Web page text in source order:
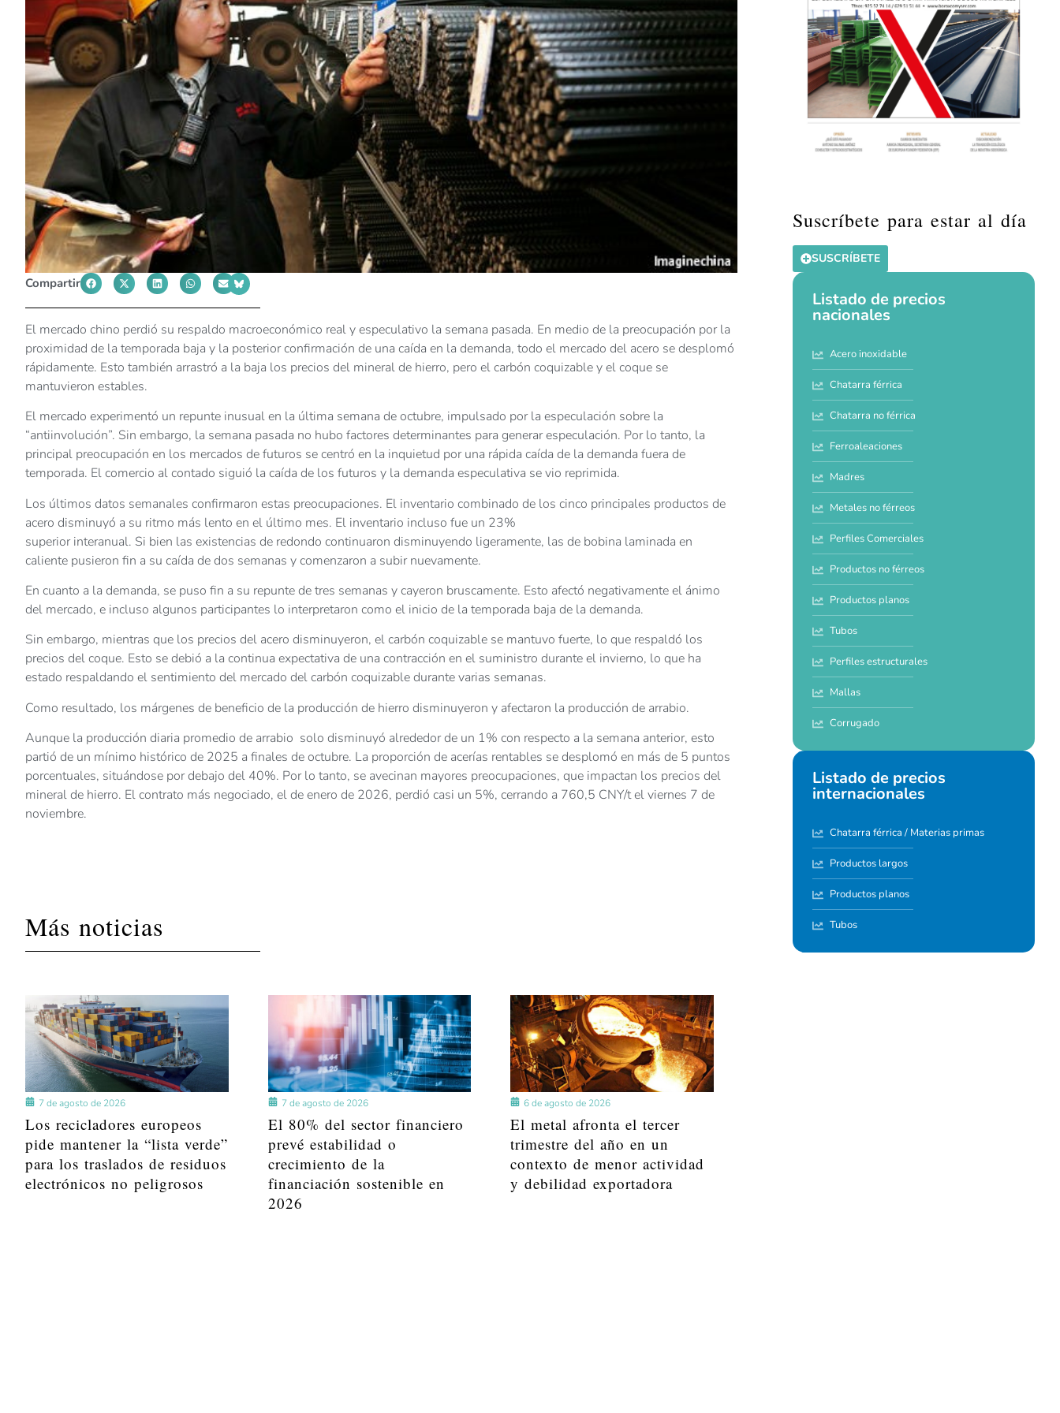
Compartir
El mercado chino perdió su respaldo macroeconómico real y especulativo la semana pasada. En medio de la preocupación por la
proximidad de la temporada baja y la posterior confirmación de una caída en la demanda, todo el mercado del acero se desplomó
rápidamente. Esto también arrastró a la baja los precios del mineral de hierro, pero el carbón coquizable y el coque se
mantuvieron estables.
El mercado experimentó un repunte inusual en la última semana de octubre, impulsado por la especulación sobre la
“antiinvolución”. Sin embargo, la semana pasada no hubo factores determinantes para generar especulación. Por lo tanto, la
principal preocupación en los mercados de futuros se centró en la inquietud por una rápida caída de la demanda fuera de
temporada. El comercio al contado siguió la caída de los futuros y la demanda especulativa se vio reprimida.
Los últimos datos semanales confirmaron estas preocupaciones. El inventario combinado de los cinco principales productos de
acero disminuyó a su ritmo más lento en el último mes. El inventario incluso fue un 23%
superior interanual. Si bien las existencias de redondo continuaron disminuyendo ligeramente, las de bobina laminada en
caliente pusieron fin a su caída de dos semanas y comenzaron a subir nuevamente.
En cuanto a la demanda, se puso fin a su repunte de tres semanas y cayeron bruscamente. Esto afectó negativamente el ánimo
del mercado, e incluso algunos participantes lo interpretaron como el inicio de la temporada baja de la demanda.
Sin embargo, mientras que los precios del acero disminuyeron, el carbón coquizable se mantuvo fuerte, lo que respaldó los
precios del coque. Esto se debió a la continua expectativa de una contracción en el suministro durante el invierno, lo que ha
estado respaldando el sentimiento del mercado del carbón coquizable durante varias semanas.
Como resultado, los márgenes de beneficio de la producción de hierro disminuyeron y afectaron la producción de arrabio.
Aunque la producción diaria promedio de arrabio solo disminuyó alrededor de un 1% con respecto a la semana anterior, esto
partió de un mínimo histórico de 2025 a finales de octubre. La proporción de acerías rentables se desplomó en más de 5 puntos
porcentuales, situándose por debajo del 40%. Por lo tanto, se avecinan mayores preocupaciones, que impactan los precios del
mineral de hierro. El contrato más negociado, el de enero de 2026, perdió casi un 5%, cerrando a 760,5 CNY/t el viernes 7 de
noviembre.
Más noticias
7 de agosto de 2026
Los recicladores europeos
pide mantener la “lista verde”
para los traslados de residuos
electrónicos no peligrosos
7 de agosto de 2026
El 80% del sector financiero
prevé estabilidad o
crecimiento de la
financiación sostenible en
2026
6 de agosto de 2026
El metal afronta el tercer
trimestre del año en un
contexto de menor actividad
y debilidad exportadora
Suscríbete para estar al día
SUSCRÍBETE
Listado de precios
nacionales
Acero inoxidable
Chatarra férrica
Chatarra no férrica
Ferroaleaciones
Madres
Metales no férreos
Perfiles Comerciales
Productos no férreos
Productos planos
Tubos
Perfiles estructurales
Mallas
Corrugado
Listado de precios
internacionales
Chatarra férrica / Materias primas
Productos largos
Productos planos
Tubos